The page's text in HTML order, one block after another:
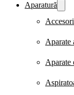
Aparatură
Aparate
Aparate